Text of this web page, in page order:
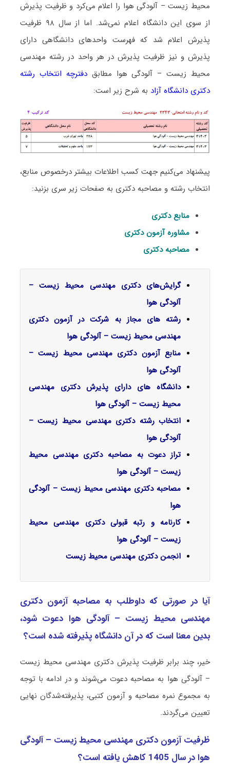
محیط زیست – آلودگی هوا را اعلام می‌کرد و ظرفیت پذیرش
از سوی این دانشگاه اعلام نمی‌شد. اما از سال ۹۸ ظرفیت
پذیرش اعلام شد که فهرست واحدهای دانشگاهی دارای
پذیرش و نیز ظرفیت پذیرش در هر واحد در رشته مهندسی
محیط زیست – آلودگی هوا مطابقدفترچه انتخاب رشته
دکتری دانشگاه آزاد به شرح زیر است:
پیشنهاد می‌کنیم جهت کسب اطلاعات بیشتر درخصوص منابع،
انتخاب رشته و مصاحبه دکتری به صفحات زیر سری بزنید:
منابع دکتری
مشاوره آزمون دکتری
مصاحبه دکتری
گرایش‌های دکتری مهندسی محیط زیست –
آلودگی هوا
رشته های مجاز به شرکت در آزمون دکتری
مهندسی محیط زیست – آلودگی هوا
منابع آزمون دکتری مهندسی محیط زیست –
آلودگی هوا
دانشگاه های دارای پذیرش دکتری مهندسی
محیط زیست – آلودگی هوا
انتخاب رشته دکتری مهندسی محیط زیست –
آلودگی هوا
تراز دعوت به مصاحبه دکتری مهندسی محیط
زیست – آلودگی هوا
مصاحبه دکتری مهندسی محیط زیست – آلودگی
هوا
کارنامه و رتبه قبولی دکتری مهندسی محیط
زیست – آلودگی هوا
انجمن دکتری مهندسی محیط زیست
آیا در صورتی که داوطلب به مصاحبه آزمون دکتری
مهندسی محیط زیست – آلودگی هوا دعوت شود،
بدین معنا است که در آن دانشگاه پذیرفته شده است؟
خیر، چند برابر ظرفیت پذیرش دکتری مهندسی محیط زیست
– آلودگی هوا به مصاحبه دعوت می‌شوند و در ادامه با توجه
به مجموع نمره مصاحبه و آزمون کتبی، پذیرفته‌شدگان نهایی
تعیین می‌گردند.
ظرفیت آزمون دکتری مهندسی محیط زیست – آلودگی
هوا در سال 1405 کاهش یافته است؟